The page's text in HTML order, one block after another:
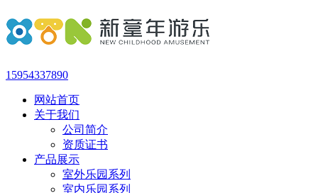
15954337890
网站首页
关于我们
公司简介
资质证书
产品展示
室外乐园系列
室内乐园系列